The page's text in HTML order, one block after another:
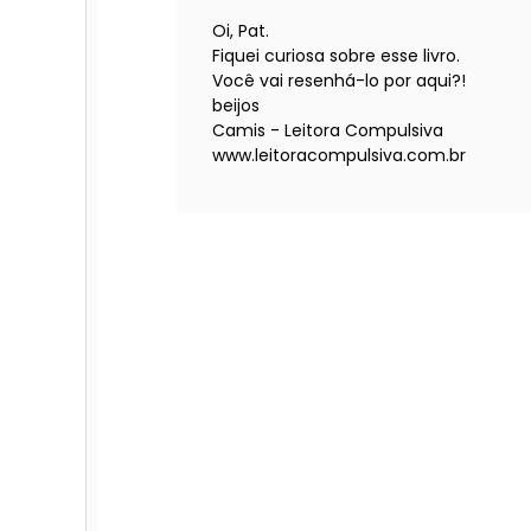
Oi, Pat.
Fiquei curiosa sobre esse livro.
Você vai resenhá-lo por aqui?!
beijos
Camis - Leitora Compulsiva
www.leitoracompulsiva.com.br